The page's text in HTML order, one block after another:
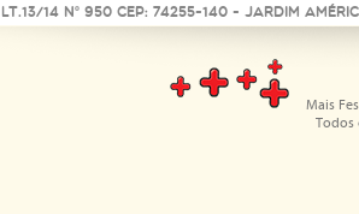
14 Nº 950 CEP: 74255-140 - Jardim
Mais
Todos